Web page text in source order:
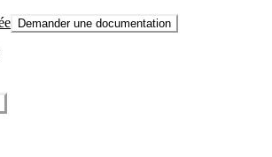
Demander une documentation